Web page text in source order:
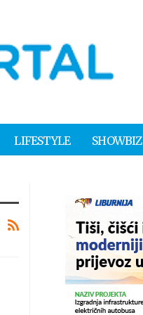
LIFESTYLE SHOWBIZ